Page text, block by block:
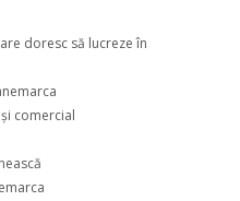
doresc să lucreze în
comercial